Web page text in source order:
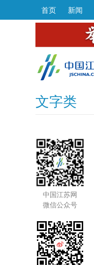
首页 新闻
文字类
中国江苏网
微信公众号